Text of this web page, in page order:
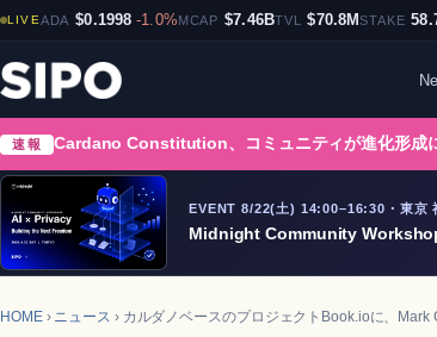
LIVEADA $0.1998 -1.0%MCAP $7.46BTVL $70.8MSTAKE
速報 Cardano Constitution、コミュニティが進化形成
EVENT 8/22(土) 14:00–16:30・東京
Midnight Community
HOME› ニュース › カルダノベースのプロジェクトBook.ioに、